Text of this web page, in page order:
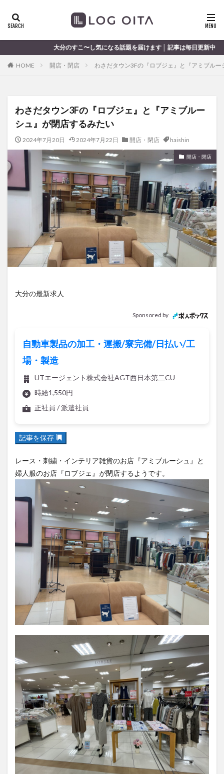
のすこ〜し気になる話題を届けます │ 記事は毎日更新中
HOME 開店・閉店 わさだタウン3Fの『ロブジェ』と『アミブル
わさだタウン3Fの『ロブジェ』と『アミブルー
シュ』が閉店するみたい
2024年7月20日 2024年7月22日 開店・閉店 haishin
開店・閉店
大分の最新求人
Sponsored by
自動車製品の加工・運搬/寮完備/日払い/工
場・製造
UTエージェント株式会社AGT西日本第二CU
時給1,550円
正社員 / 派遣社員
記事を保存
レース・刺繍・インテリア雑貨のお店『アミブルーシュ』と
婦人服のお店『ロブジェ』が閉店するようです。
ディナー
haishin
haisin haisnin hasihin
hasishin
hishin
hqaishin JR
OPA
Paypay PR TOKIPO
TOYOTA
あじさい
いちご うみたまご
おでかけ
お土産
お弁当 かき氷
からあげ
くじゅう連山
ねとらぼ
ひまわり
ふるさと納税
まつり まとめ
みかん
むし湯
わさだタウン
わったん
アイススケート
アウトドア
アサイーボウル
アフリカンサファリ
アミュプラザおおいた
アレンジレシピ
アートプラザ
イタリア料理
ウクライナ
サイゼリヤ
サウナ
ジャマイカ料理
ジャークチキン
スイーツ
スタバ
チキンカレー
テイクアウト
テレビ
トキハ本店
ハンバーグ
ハーモニーランド
ビアガーデン
ヘルシー
ペスカトーレ
ペット
ホーバークラフト
ミヤマキリシマ
ラクテンチ
ラバーダック
ラーメン
リニューアル
リンクスクエア
レトロ
レンタサイクル
中央町
中津市 中華料理 九重町
休業
佐伯市
佐伯市ランチ 佐賀関
体験レポ
保護猫
催事 公園 冬 初詣
別府
別府市
別府観光 古国府 古墳
古物
古着
台湾料理 和定食 和菓子
和食
国東市
地獄めぐり 城島高原パーク
壁画
夏祭り
外貨両替機
大分みなと祭り
大分グルメ
大分スイーツ
大分ランチ
大分三好ヴァイセアドラー
大分市
大分市美術館
大分県
大分県立美術館 大分空港
大分駅
大分駅近く
大神ファーム
大谷翔平選手
姫島村
子ども教室 子ども服
子育て
宇佐市
居酒屋 屋台
平和市民公園能楽堂
庄内町カフェ
府内 投票 挾間町
新幹線
新店
日出 日出町 日田市
昆虫食
明豊
書店 期間限定 本
杵築市
海開き 湧水
湯布院